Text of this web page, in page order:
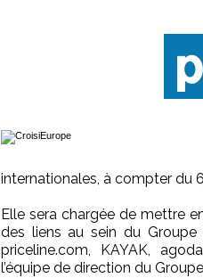
internationales, à compter du
Elle sera chargée de mettre
des liens au sein du Groupe
priceline.com, KAYAK,
l’équipe de direction du